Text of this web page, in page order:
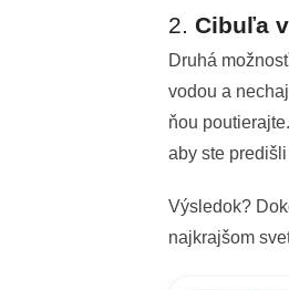
2. Cibuľa
Druhá
vodou a
ňou
aby ste
Výsledok?
najkrajšom